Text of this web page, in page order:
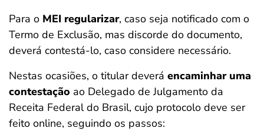
Para o MEI regularizar, caso seja notificado com o
Termo de Exclusão, mas discorde do documento,
deverá contestá-lo, caso considere necessário.
Nestas ocasiões, o titular deverá encaminhar uma
contestação ao Delegado de Julgamento da
Receita Federal do Brasil, cujo protocolo deve ser
feito online, seguindo os passos: